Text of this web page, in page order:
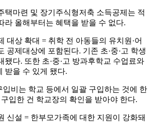
택마련 및 장기주식형저축 소득공제는 적
라 올해부터는 혜택을 받을 수 없다.
대상 확대 = 취학 전 아동들의 유치원·어
공제대상에 포함된다. 기존 초·중·고 학생
됐다. 또한 초·중·고 방과후학교 수업료와
받을 수 있게 됐다.
입비는 학교 등에서 일괄 구입하는 것에 한
입한 건 학교장의 확인을 받아야 한다.
신설 = 한부모가족에 대한 지원이 강화돼